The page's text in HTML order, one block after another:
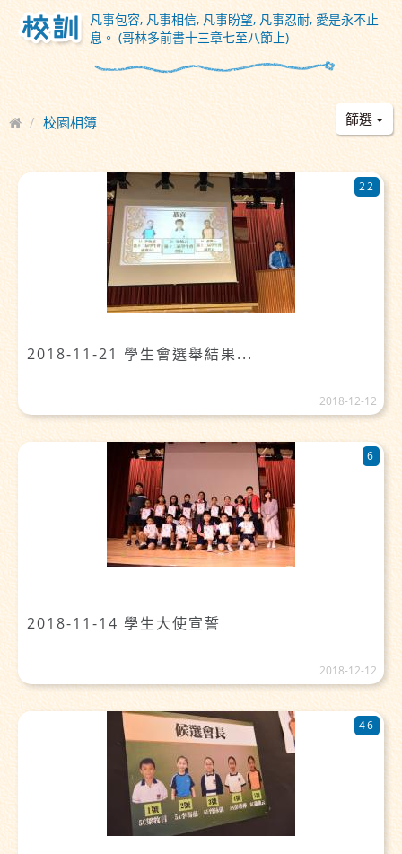
凡事包容, 凡事相信, 凡事盼望, 凡事忍耐, 愛是永不止
息。 (哥林多前書十三章七至八節上)
校園相簿 篩選
2018-11-21 學生會選舉結果...
22
2018-12-12
2018-11-14 學生大使宣誓
6
2018-12-12
46